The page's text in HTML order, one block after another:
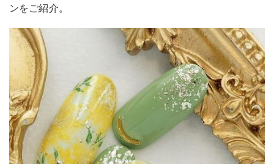
ンをご紹介。